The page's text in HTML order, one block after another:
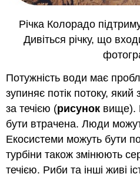
Річка Колорадо
Дивіться річку, що
Потужність води має
зупиняє потік потоку,
за течією (рисунок вище).
бути втрачена. Люди
Екосистеми можуть бути
турбіни також змінюють
течією. Риби та інші живі